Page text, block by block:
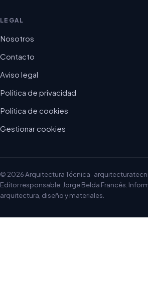
LEGAL
Nosotros
Contacto
Aviso legal
Política de privacidad
Política de cookies
Gestionar cookies
© 2026 Arquitectura Técnica ·
Editor responsable: Jorge Belda Francés.
arquitectura, diseño y materiales.